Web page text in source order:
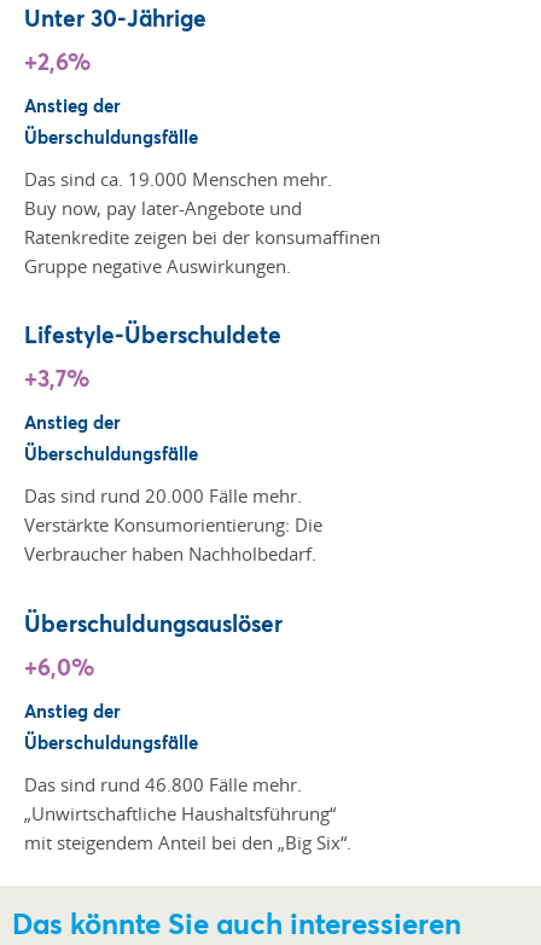
Unter 30-Jährige
+2,6%
Anstieg der
Überschuldungsfälle
Das sind ca. 19.000 Menschen mehr.
Buy now, pay later-Angebote und
Ratenkredite zeigen bei der konsumaffinen
Gruppe negative Auswirkungen.
Lifestyle-Überschuldete
+3,7%
Anstieg der
Überschuldungsfälle
Das sind rund 20.000 Fälle mehr.
Verstärkte Konsumorientierung: Die
Verbraucher haben Nachholbedarf.
Überschuldungsauslöser
+6,0%
Anstieg der
Überschuldungsfälle
Das sind rund 46.800 Fälle mehr.
„Unwirtschaftliche Haushaltsführung“
mit steigendem Anteil bei den „Big Six“.
Das könnte Sie auch interessieren